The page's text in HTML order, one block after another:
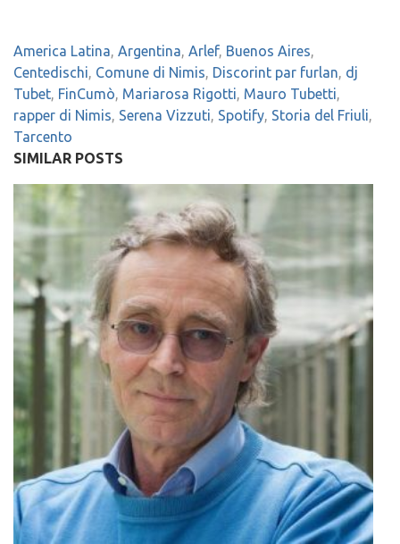
America Latina, Argentina, Arlef, Buenos Aires,
Centedischi, Comune di Nimis, Discorint par furlan, dj
Tubet, FinCumò, Mariarosa Rigotti, Mauro Tubetti,
rapper di Nimis, Serena Vizzuti, Spotify, Storia del Friuli,
Tarcento
SIMILAR POSTS